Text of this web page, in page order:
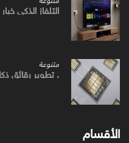
التلفاز الذكي
متنوعة
. تطوير رقائق
الأقسام